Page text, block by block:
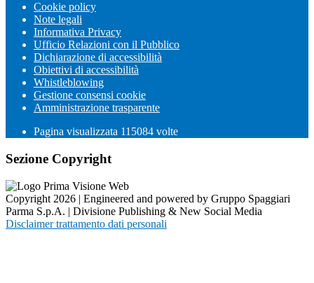
Cookie policy
Note legali
Informativa Privacy
Ufficio Relazioni con il Pubblico
Dichiarazione di accessibilità
Obiettivi di accessibilità
Whistleblowing
Gestione consensi cookie
Amministrazione trasparente
Pagina visualizzata 115084 volte
Sezione Copyright
Copyright 2026 | Engineered and powered by Gruppo Spaggiari
Parma S.p.A. | Divisione Publishing & New Social Media
Disclaimer trattamento dati personali